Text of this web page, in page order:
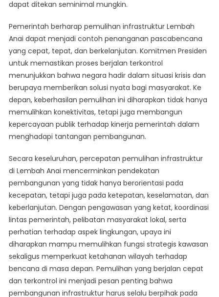
dapat ditekan seminimal mungkin.
Pemerintah berharap pemulihan infrastruktur Lembah
Anai dapat menjadi contoh penanganan pascabencana
yang cepat, tepat, dan berkelanjutan. Komitmen Presiden
untuk memastikan proses berjalan terkontrol
menunjukkan bahwa negara hadir dalam situasi krisis dan
berupaya memberikan solusi nyata bagi masyarakat. Ke
depan, keberhasilan pemulihan ini diharapkan tidak hanya
memulihkan konektivitas, tetapi juga membangun
kepercayaan publik terhadap kinerja pemerintah dalam
menghadapi tantangan pembangunan.
Secara keseluruhan, percepatan pemulihan infrastruktur
di Lembah Anai mencerminkan pendekatan
pembangunan yang tidak hanya berorientasi pada
kecepatan, tetapi juga pada ketepatan, keselamatan, dan
keberlanjutan. Dengan pengawasan yang ketat, koordinasi
lintas pemerintah, pelibatan masyarakat lokal, serta
perhatian terhadap aspek lingkungan, upaya ini
diharapkan mampu memulihkan fungsi strategis kawasan
sekaligus memperkuat ketahanan wilayah terhadap
bencana di masa depan. Pemulihan yang berjalan cepat
dan terkontrol ini menjadi pesan penting bahwa
pembangunan infrastruktur harus selalu berpihak pada